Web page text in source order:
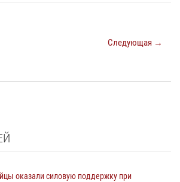
Следующая →
оказали силовую поддержку при